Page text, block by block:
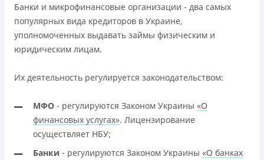
Банки и микрофинансовые организации - два самых
популярных вида кредиторов в Украине,
уполномоченных выдавать займы физическим и
юридическим лицам.
Их деятельность регулируется законодательством:
МФО - регулируются Законом Украины «О
финансовых услугах». Лицензирование
осуществляет НБУ;
Банки - регулируются Законом Украины «О банках